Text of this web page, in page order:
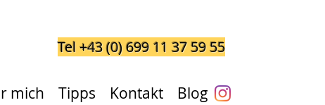
Tel +43 (0) 699 11 37 59 55
mich Tipps Kontakt Blog